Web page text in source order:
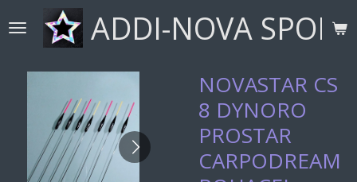
direct
ADDI-NOVA
NOVASTAR CS
8 DYNORO
PROSTAR
CARPODREAM